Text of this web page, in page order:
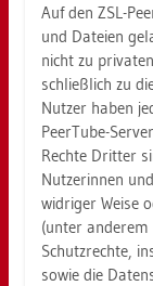
Auf den ZSL-
und Da­tei­en
nicht zu
schließ­lich zu
Nut­zer haben
PeerTu­be-
Rech­te Drit­ter
Nut­ze­rin­nen
wid­ri­ger Weise
(unter
Schutz­rech­te,
sowie die